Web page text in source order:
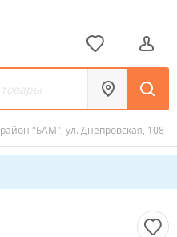
район "БАМ", ул. Днепровская, 108